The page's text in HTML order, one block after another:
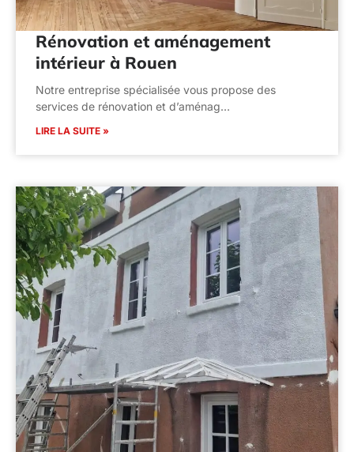
Rénovation et aménagement
intérieur à Rouen
Notre entreprise spécialisée vous propose des
services de rénovation et d’aménag…
LIRE LA SUITE »